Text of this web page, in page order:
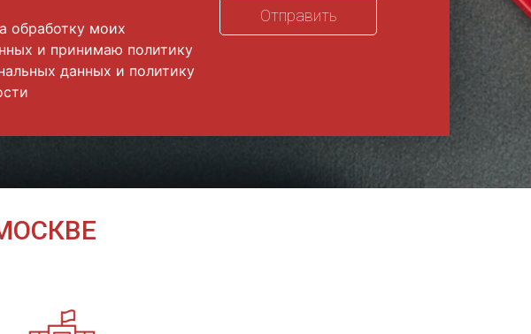
обработку моих
и принимаю политику
данных и политику